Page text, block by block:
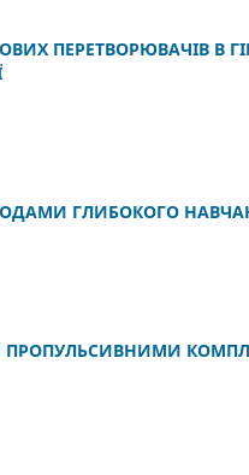
ПЕРЕТВОРЮВАЧІВ В
ГЛИБОКОГО